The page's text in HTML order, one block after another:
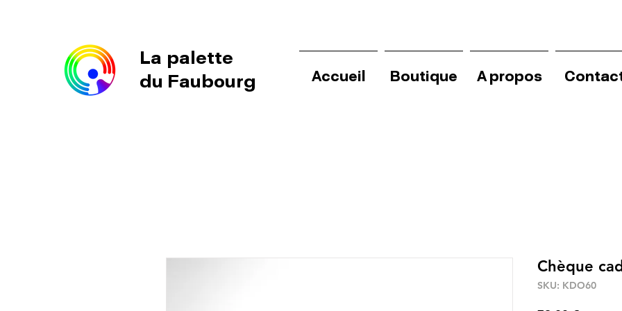
Accueil Boutique A propos
La palette
du Faubourg
Chèque
SKU: KDO60